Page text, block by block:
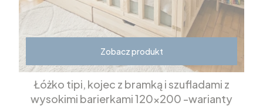
Zobacz produkt
Łóżko tipi, kojec z bramką i szufladami z
wysokimi barierkami 120x200 -warianty